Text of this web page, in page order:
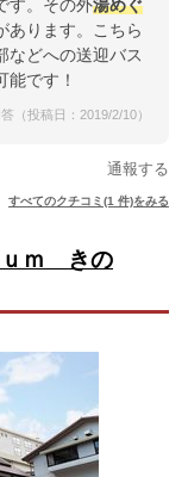
す。その外湯めぐ
あります。こちら
などへの送迎バス
能です！
（投稿日：2019/2/10）
通報する
すべてのクチコミ(1 件)をみる
ｕｍ きの